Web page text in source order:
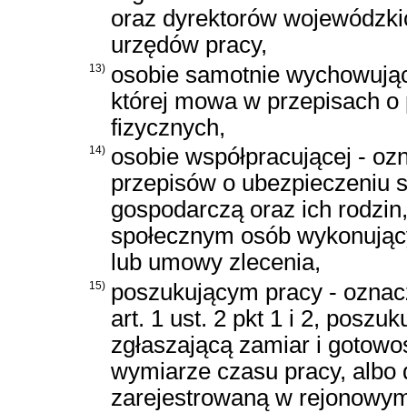
oraz dyrektorów
urzędów pracy,
13) osobie samotnie
której mowa w przepisach
fizycznych,
14) osobie współpracującej -
przepisów o ubezpieczeniu
gospodarczą oraz ich
społecznym osób
lub umowy zlecenia,
15) poszukującym pracy -
art. 1 ust. 2 pkt 1 i 2,
zgłaszającą zamiar i
wymiarze czasu pracy, albo
zarejestrowaną w